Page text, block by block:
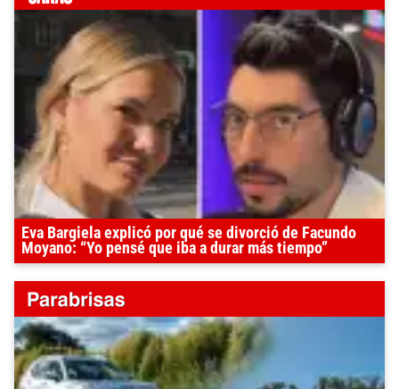
Eva Bargiela explicó por qué se divorció de Facundo
Moyano: “Yo pensé que iba a durar más tiempo”